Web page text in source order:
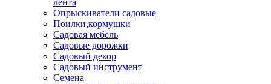
лента
Опрыскиватели садовые
Поилки,кормушки
Садовая мебель
Садовые дорожки
Садовый декор
Садовый инструмент
Семена